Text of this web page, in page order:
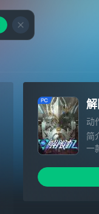
解
动
简
一
斗